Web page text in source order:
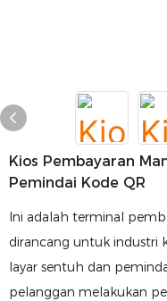
Kios Pembayaran
Pemindai Kode QR
Ini adalah terminal
dirancang untuk industri
layar sentuh dan
pelanggan melakukan